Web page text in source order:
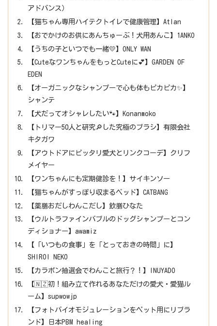
アドバンス）
【猫ちゃん専用ハイテクトイレで健康管理】Atlan
【おでかけのお供にあんちゅーぶ！犬用あんこ】1ANKO
【うちの子といつでも一緒💛】ONLY WAN
【CuteなワンちゃんをもっとCuteに💕】GARDEN OF
EDEN
【オーガニックなシャンプーで心も体もピカピカ✨】
シャンテ
【犬だってオシャレしたい🐾】Konanmoko
【トリマー50人と研究🔎した究極のブラシ】有限会社
キタガワ
【アウトドアにピッタリ愛犬とリンクコーデ】クリフ
メイヤー
【ワンちゃんにも定期健診を！】サイキンソー
【猫ちゃんがすっぽり収まるベッド】CATBANG
【薬膳おだしわんこだし】飲膳ひなた
【ウルトラファインバブルのドッグシャンプーとコン
ディショナー】awamiz
【「いつもの食事」を「とっておきの時間」に】
SHIROI NEKO
【カラポン抽選会でわんこと旅行？！】INUYADO
【🇳🇿初！組み立て作れるあなただけの愛犬・愛猫ル
ーム】supwowjp
【フォトバイオモジュレーションをペット用にリブラ
ンド】日本PBM healing